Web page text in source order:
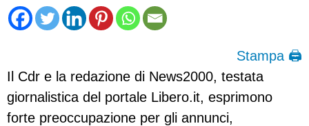
Stampa 🖨
Il Cdr e la redazione di News2000, testata
giornalistica del portale Libero.it, esprimono
forte preoccupazione per gli annunci,